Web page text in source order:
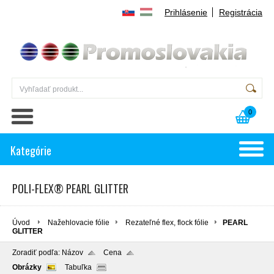
Prihlásenie Registrácia
0
Kategórie
POLI-FLEX® PEARL GLITTER
Úvod Nažehlovacie fólie Rezateľné flex, flock fólie
PEARL
GLITTER
Zoradiť podľa: Názov
Cena
Obrázky
Tabuľka